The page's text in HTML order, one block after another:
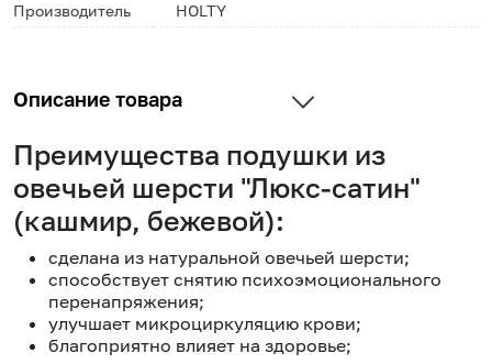
Производитель HOLTY
Описание товара
Преимущества подушки из
овечьей шерсти "Люкс-сатин"
(кашмир, бежевой):
сделана из натуральной овечьей шерсти;
способствует снятию психоэмоционального
перенапряжения;
улучшает микроциркуляцию крови;
благоприятно влияет на здоровье;